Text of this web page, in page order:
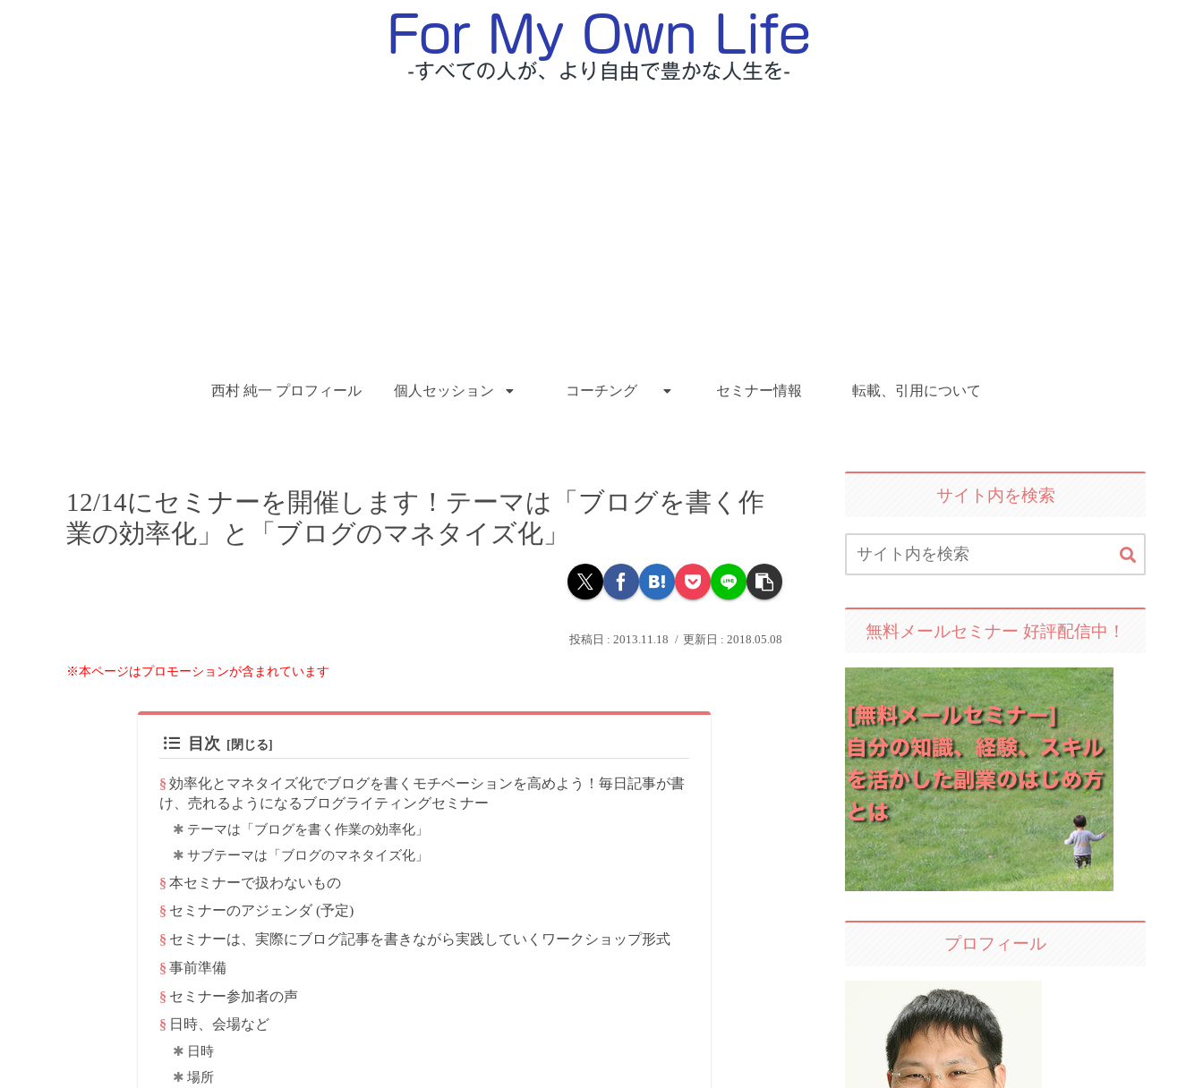
西村 純一 プロフィール 個人セッション コーチング セミナー情報 転載、引用について
12/14にセミナーを開催します！テーマは「ブログを書く作
業の効率化」と「ブログのマネタイズ化」
2013.11.18 2018.05.08
※本ページはプロモーションが含まれています
目次
効率化とマネタイズ化でブログを書くモチベーションを高めよう！毎日記事が書
け、売れるようになるブログライティングセミナー
テーマは「ブログを書く作業の効率化」
サブテーマは「ブログのマネタイズ化」
本セミナーで扱わないもの
セミナーのアジェンダ (予定)
セミナーは、実際にブログ記事を書きながら実践していくワークショップ形式
事前準備
セミナー参加者の声
日時、会場など
日時
場所
サイト内を検索
無料メールセミナー 好評配信中！
プロフィール